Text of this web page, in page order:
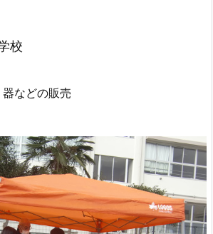
校
などの販売